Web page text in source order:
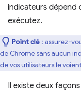
indicateurs dépend
exécutez.
Point clé : assurez-
de Chrome sans aucun
de vos utilisateurs le
Il existe deux